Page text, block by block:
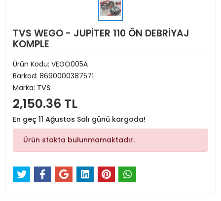
TVS WEGO - JUPİTER 110 ÖN DEBRİYAJ
KOMPLE
Ürün Kodu: VEGO005A
Barkod: 8690000387571
Marka: TVS
2,150.36 TL
En geç 11 Ağustos Salı günü kargoda!
Ürün stokta bulunmamaktadır.